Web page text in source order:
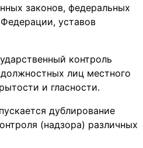
законов, федеральных
уставов
контроль
лиц местного
и гласности.
дублирование
(надзора) различных